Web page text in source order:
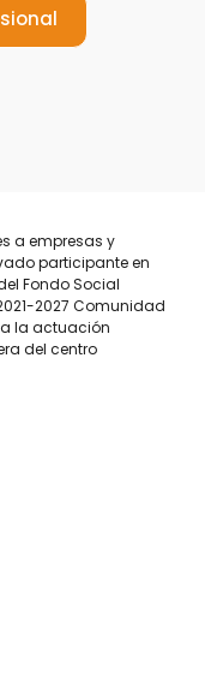
a empresas y
participante en
Fondo Social
2027 Comunidad
la actuación
del centro